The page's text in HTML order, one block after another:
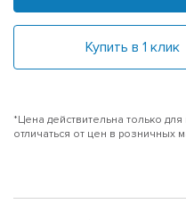
Купить в 1 клик
*Цена действительна только
отличаться от цен в розничных